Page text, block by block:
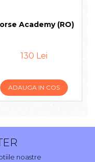
Academy (RO)
130 Lei
ADAUGA IN COS
noastre